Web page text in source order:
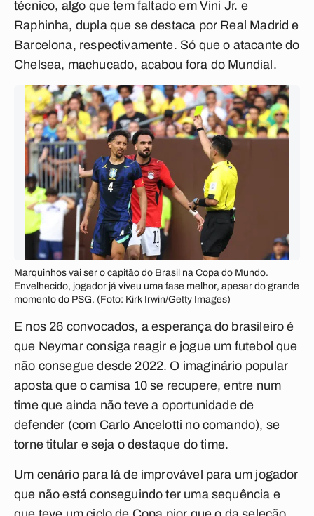
técnico, algo que tem faltado em Vini Jr. e
Raphinha, dupla que se destaca por Real Madrid e
Barcelona, respectivamente. Só que o atacante do
Chelsea, machucado, acabou fora do Mundial.
Marquinhos vai ser o capitão do Brasil na Copa do Mundo.
Envelhecido, jogador já viveu uma fase melhor, apesar do grande
momento do PSG. (Foto: Kirk Irwin/Getty Images)
E nos 26 convocados, a esperança do brasileiro é
que Neymar consiga reagir e jogue um futebol que
não consegue desde 2022. O imaginário popular
aposta que o camisa 10 se recupere, entre num
time que ainda não teve a oportunidade de
defender (com Carlo Ancelotti no comando), se
torne titular e seja o destaque do time.
Um cenário para lá de improvável para um jogador
que não está conseguindo ter uma sequência e